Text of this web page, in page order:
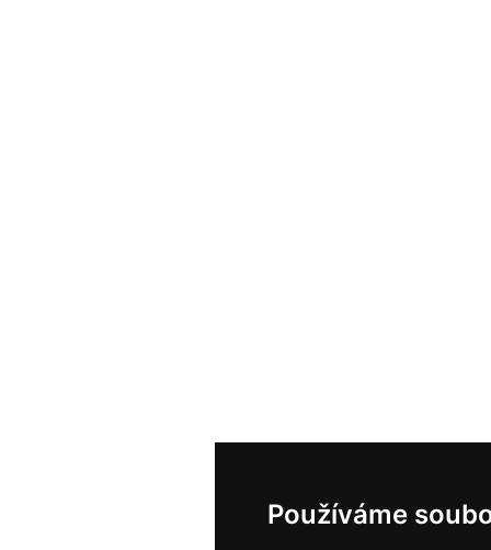
Používáme